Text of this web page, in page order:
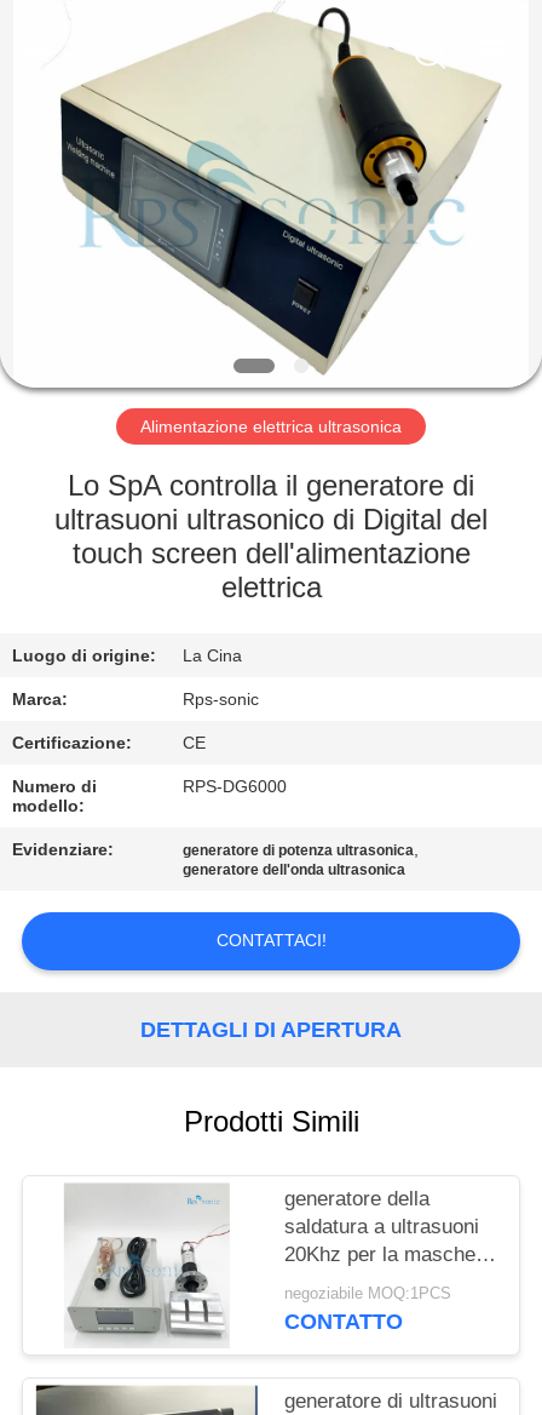
CASA
PRODOTTI
GIRO
FABBRICA
CONTROLLO
CONTATTICI
NOTIZIE
CASI
MAPPA
DEL
PRIVACY
Reserved.
Alimentazione elettrica ultrasonica
Lo SpA controlla il generatore di
ultrasuoni ultrasonico di Digital del
touch screen dell'alimentazione
elettrica
Luogo di origine: La Cina
Marca: Rps-sonic
Certificazione: CE
Numero di
modello:
RPS-DG6000
Evidenziare: generatore di potenza ultrasonica,
generatore dell'onda ultrasonica
CONTATTACI!
DETTAGLI DI APERTURA
Prodotti Simili
generatore della
saldatura a ultrasuoni
20Khz per la maschera
ultrasonica
dell'affettatrice della
negoziabile MOQ:1PCS
CONTATTO
generatore di ultrasuoni